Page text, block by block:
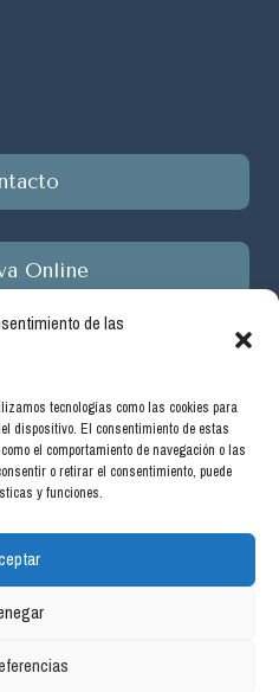
de las
tecnologías como las cookies para
dispositivo. El consentimiento de estas
el comportamiento de navegación o las
o retirar el consentimiento, puede
y funciones.
Online
del programa de incentivos
con fuentes de
implantación de sistemas
residencial en el marco del
y Resiliencia, financiado